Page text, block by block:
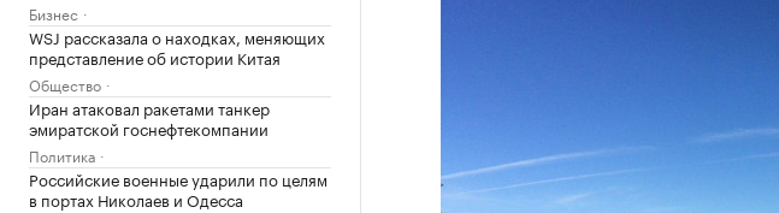
Бизнес
WSJ рассказала о находках, меняющих
представление об истории Китая
Общество
Иран атаковал ракетами танкер
эмиратской госнефтекомпании
Политика
Российские военные ударили по целям
в портах Николаев и Одесса